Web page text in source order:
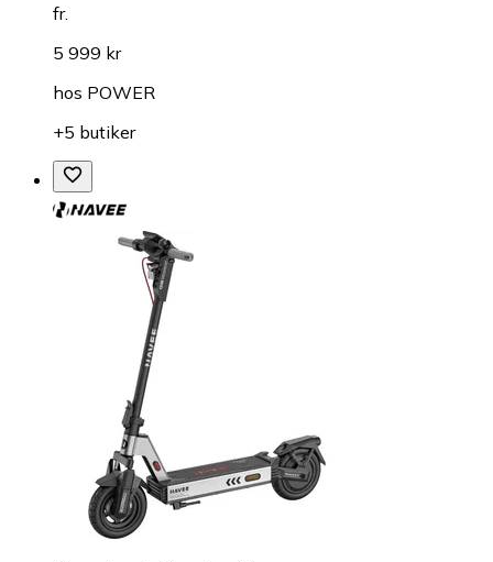
fr.
5 999 kr
hos POWER
+5 butiker